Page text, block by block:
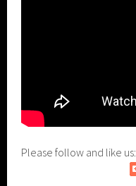
Please follow and like us: